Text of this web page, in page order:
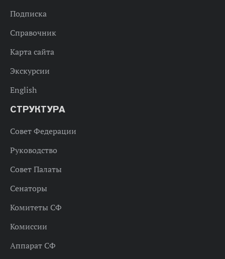
Подписка
Справочник
Карта сайта
Экскурсии
English
СТРУКТУРА
Совет Федерации
Руководство
Совет Палаты
Сенаторы
Комитеты СФ
Комиссии
Аппарат СФ